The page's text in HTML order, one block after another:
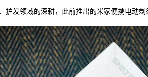
护发领域的深耕，此前推出的米家便携电动剃